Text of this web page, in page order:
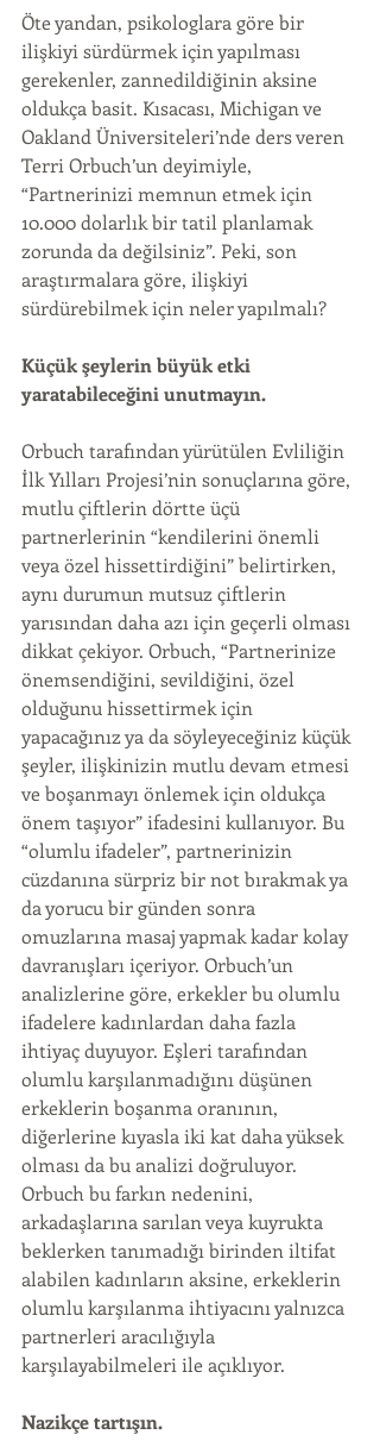
Öte yandan, psikologlara göre bir
ilişkiyi sürdürmek için yapılması
gerekenler, zannedildiğinin aksine
oldukça basit. Kısacası, Michigan ve
Oakland Üniversiteleri’nde ders veren
Terri Orbuch’un deyimiyle,
“Partnerinizi memnun etmek için
10.000 dolarlık bir tatil planlamak
zorunda da değilsiniz”. Peki, son
araştırmalara göre, ilişkiyi
sürdürebilmek için neler yapılmalı?
Küçük şeylerin büyük etki
yaratabileceğini unutmayın.
Orbuch tarafından yürütülen Evliliğin
İlk Yılları Projesi’nin sonuçlarına göre,
mutlu çiftlerin dörtte üçü
partnerlerinin “kendilerini önemli
veya özel hissettirdiğini” belirtirken,
aynı durumun mutsuz çiftlerin
yarısından daha azı için geçerli olması
dikkat çekiyor. Orbuch, “Partnerinize
önemsendiğini, sevildiğini, özel
olduğunu hissettirmek için
yapacağınız ya da söyleyeceğiniz küçük
şeyler, ilişkinizin mutlu devam etmesi
ve boşanmayı önlemek için oldukça
önem taşıyor” ifadesini kullanıyor. Bu
“olumlu ifadeler”, partnerinizin
cüzdanına sürpriz bir not bırakmak ya
da yorucu bir günden sonra
omuzlarına masaj yapmak kadar kolay
davranışları içeriyor. Orbuch’un
analizlerine göre, erkekler bu olumlu
ifadelere kadınlardan daha fazla
ihtiyaç duyuyor. Eşleri tarafından
olumlu karşılanmadığını düşünen
erkeklerin boşanma oranının,
diğerlerine kıyasla iki kat daha yüksek
olması da bu analizi doğruluyor.
Orbuch bu farkın nedenini,
arkadaşlarına sarılan veya kuyrukta
beklerken tanımadığı birinden iltifat
alabilen kadınların aksine, erkeklerin
olumlu karşılanma ihtiyacını yalnızca
partnerleri aracılığıyla
karşılayabilmeleri ile açıklıyor.
Nazikçe tartışın.